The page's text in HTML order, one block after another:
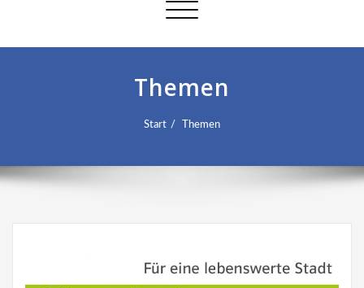
Schalte
Themen
Start Themen